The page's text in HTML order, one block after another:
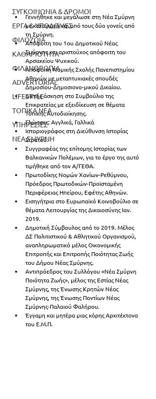
ΣΥΓΚΟΙΝΩΝΙΑ & ΔΡΟΜΟΙ
ΕΡΓΑ & ΥΠΟΔΟΜΕΣ
ΦΙΛΟΖΩΙΑ
ΚΑΘΑΡΙΟΤΗΤΑ
ΦΙΛΑΝΘΡΩΠΙΑ
ADVERTORIAL
LIFESTYLE
ΤΟΠΙΚΑ ΝΕΑ
ΥΠΗΡΕΣΙΕΣ
ΝΕΑ ΣΜΥΡΝΗ
Γεννήθηκε και μεγάλωσε στη Νέα Σμύρνη
με καταγωγή και από τους δύο γονείς από
τη Σμύρνη.
Απόφοιτη του 1ου Δημοτικού Νέας
Σμύρνης και αριστούχος απόφοιτη του
Αρσακείου Ψυχικού.
Απόφοιτη Νομικής Σχολής Πανεπιστημίου
Αθηνών με μεταπτυχιακές σπουδές
Δημοσίου-Δημοσιονο-μικού Δικαίου.
Διετής άσκηση στο Συμβούλιο της
Επικρατείας με εξειδίκευση σε θέματα
Τοπικής Αυτοδιοίκησης.
Γλώσσες: Αγγλικά, Γαλλικά
Ιστοριογράφος στη Διεύθυνση Ιστορίας
Στρατού.
Συγγραφέας της επίτομης Ιστορίας των
Βαλκανικών Πολέμων, για το έργο της αυτό
τιμήθηκε από τον Α/ΓΕΘΑ.
Πρωτοδίκης Νομών Χανίων-Ρεθύμνου,
Πρόεδρος Πρωτοδικών-Προϊσταμένη
Περιφέρειας Ηπείρου, Εφέτης Αθηνών.
Εισηγήτρια στο Ευρωπαϊκό Κοινοβούλιο σε
θέματα Λειτουργίας της Δικαιοσύνης Ιαν.
2019.
Δημοτική Σύμβουλος από το 2019. Μέλος
ΔΣ Πολιτιστικού & Αθλητικού Οργανισμού,
αναπληρωματικό μέλος Οικονομικής
Επιτροπής και Επιτροπής Ποιότητας Ζωής
του Δήμου Νέας Σμύρνης.
Αντιπρόεδρος του Συλλόγου «Νέα Σμύρνη
Ποιότητα Ζωής», μέλος της Εστίας Νέας
Σμύρνης, της Ένωσης Κρητών Νέας
Σμύρνης, της Ένωσης Ποντίων Νέας
Σμύρνης-Παλαιού Φαλήρου.
Έγγαμη και μητέρα μιας κόρης Αρχιτέκτονα
του Ε.Μ.Π.